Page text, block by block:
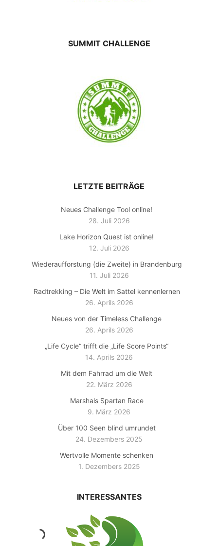
SUMMIT CHALLENGE
LETZTE BEITRÄGE
Neues Challenge Tool online!
28. Juli 2026
Lake Horizon Quest ist online!
12. Juli 2026
Wiederaufforstung (die Zweite) in Brandenburg
11. Juli 2026
Radtrekking – Die Welt im Sattel kennenlernen
26. Aprils 2026
Neues von der Timeless Challenge
26. Aprils 2026
„Life Cycle“ trifft die „Life Score Points“
14. Aprils 2026
Mit dem Fahrrad um die Welt
22. März 2026
Marshals Spartan Race
9. März 2026
Über 100 Seen blind umrundet
24. Dezembers 2025
Wertvolle Momente schenken
1. Dezembers 2025
INTERESSANTES